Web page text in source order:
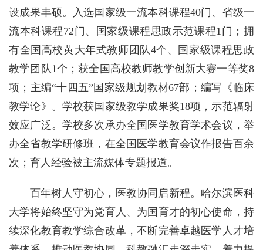
设成果丰硕。入选国家级一流本科课程40门、省级一
流本科课程72门、国家级课程思政示范课程1门；拥
有全国高校黄大年式教师团队4个、国家级课程思政
教学团队1个；获全国高校教师教学创新大赛一等奖8
项；主编“十四五”国家级规划教材67部；编写《临床
教学论》。学校获国家级教学成果奖18项，示范辐射
效应广泛。学校多次承办全国医学教育学术会议，举
办全省教学研修班，在全国医学教育会议作报告百余
次；育人经验被主流媒体专题报道。
百年树人守初心，医教协同启新程。哈尔滨医科
大学将始终坚守为党育人、为国育才的初心使命，持
续深化教育教学综合改革，不断完善卓越医学人才培